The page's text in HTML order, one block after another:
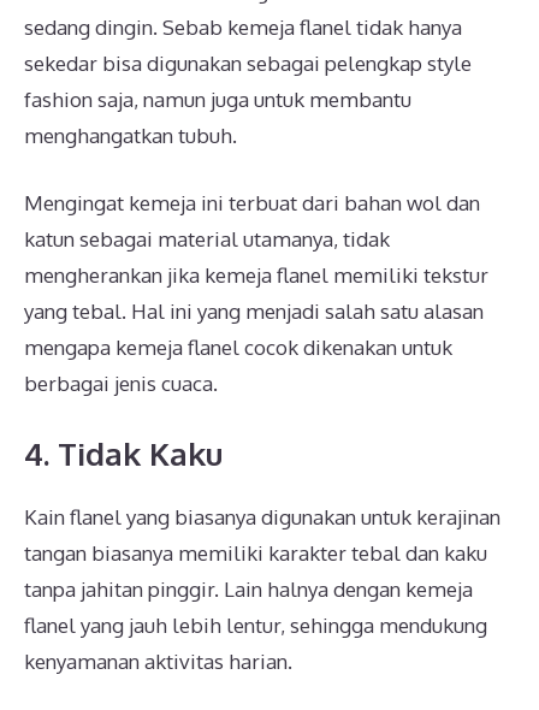
sedang dingin. Sebab kemeja flanel tidak hanya
sekedar bisa digunakan sebagai pelengkap style
fashion saja, namun juga untuk membantu
menghangatkan tubuh.
Mengingat kemeja ini terbuat dari bahan wol dan
katun sebagai material utamanya, tidak
mengherankan jika kemeja flanel memiliki tekstur
yang tebal. Hal ini yang menjadi salah satu alasan
mengapa kemeja flanel cocok dikenakan untuk
berbagai jenis cuaca.
4. Tidak Kaku
Kain flanel yang biasanya digunakan untuk kerajinan
tangan biasanya memiliki karakter tebal dan kaku
tanpa jahitan pinggir. Lain halnya dengan kemeja
flanel yang jauh lebih lentur, sehingga mendukung
kenyamanan aktivitas harian.